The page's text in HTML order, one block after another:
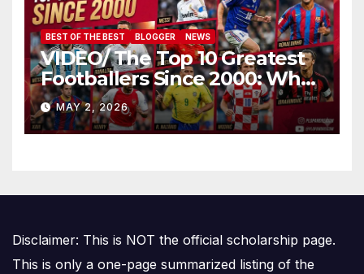
BEST OF THE BEST BLOGGER NEWS
VIDEO/ The Top 10 Greatest
Footballers Since 2000: Who
Is Number One
MAY 2, 2026
Disclaimer: This is NOT the official scholarship page.
This is only a one-page summarized listing of the